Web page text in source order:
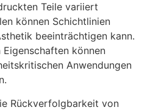
Teile variiert
können Schichtlinien
beeinträchtigen kann.
können
Anwendungen
Rückverfolgbarkeit von